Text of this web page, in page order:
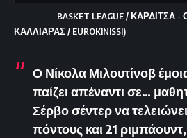
BASKET LEAGUE /
ΚΑΛΛΙΑΡΑΣ / EUROKINISSI)
Ο Νίκολα Μιλουτίνοβ
παίζει απέναντι σε…
Σέρβο σέντερ να
πόντους και 21